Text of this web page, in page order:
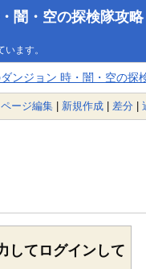
闇・空の探検隊攻略
ます。
ンジョン 時・闇・空の探
ページ編集 | 新規作成 | 差分 |
してログインして